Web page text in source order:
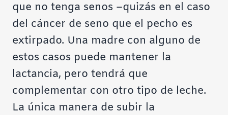
que no tenga senos –quizás en el caso
del cáncer de seno que el pecho es
extirpado. Una madre con alguno de
estos casos puede mantener la
lactancia, pero tendrá que
complementar con otro tipo de leche.
La única manera de subir la